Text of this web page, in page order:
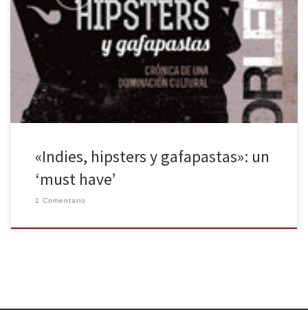
Víctor Lenore presenta hoy en Madrid su recién estrenado Indies,
hipsters y gafapastas (Capitán Swing): un ensayo imprescindible en
el que disecciona, entre otros aspectos, el origen y las señas de
identidad de estas tribus urbanas. Víctor Lenore (Soria, 1972),
periodista musical con una amplia trayectoria –a lo largo de […]
«Indies, hipsters y gafapastas»: un
‘must have’
1 Comentario